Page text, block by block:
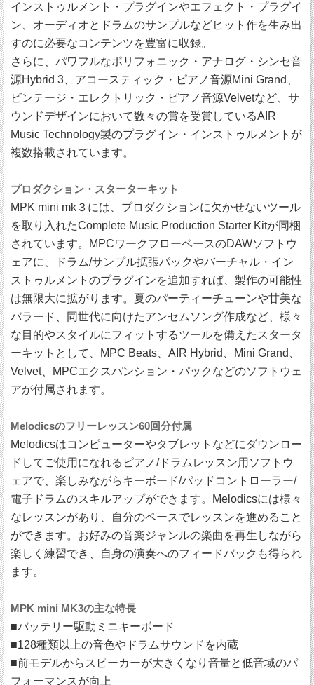
インストゥルメント・プラグインやエフェクト・プラグイ
ン、オーディオとドラムのサンプルなどヒット作を生み出
すのに必要なコンテンツを豊富に収録。
さらに、パワフルなポリフォニック・アナログ・シンセ音
源Hybrid 3、アコースティック・ピアノ音源Mini Grand、
ビンテージ・エレクトリック・ピアノ音源Velvetなど、サ
ウンドデザインにおいて数々の賞を受賞しているAIR
Music Technology製のプラグイン・インストゥルメントが
複数搭載されています。
プロダクション・スターターキット
MPK mini mk３には、プロダクションに欠かせないツール
を取り入れたComplete Music Production Starter Kitが同梱
されています。MPCワークフローベースのDAWソフトウ
ェアに、ドラム/サンプル拡張パックやバーチャル・イン
ストゥルメントのプラグインを追加すれば、製作の可能性
は無限大に拡がります。夏のパーティーチューンや甘美な
バラード、同世代に向けたアンセムソング作成など、様々
な目的やスタイルにフィットするツールを備えたスタータ
ーキットとして、MPC Beats、AIR Hybrid、Mini Grand、
Velvet、MPCエクスパンション・パックなどのソフトウェ
アが付属されます。
Melodicsのフリーレッスン60回分付属
Melodicsはコンピューターやタブレットなどにダウンロー
ドしてご使用になれるピアノ/ドラムレッスン用ソフトウ
ェアで、楽しみながらキーボード/パッドコントローラー/
電子ドラムのスキルアップができます。Melodicsには様々
なレッスンがあり、自分のペースでレッスンを進めること
ができます。お好みの音楽ジャンルの楽曲を再生しながら
楽しく練習でき、自身の演奏へのフィードバックも得られ
ます。
MPK mini MK3の主な特長
■バッテリー駆動ミニキーボード
■128種類以上の音色やドラムサウンドを内蔵
■前モデルからスピーカーが大きくなり音量と低音域のパ
フォーマンスが向上